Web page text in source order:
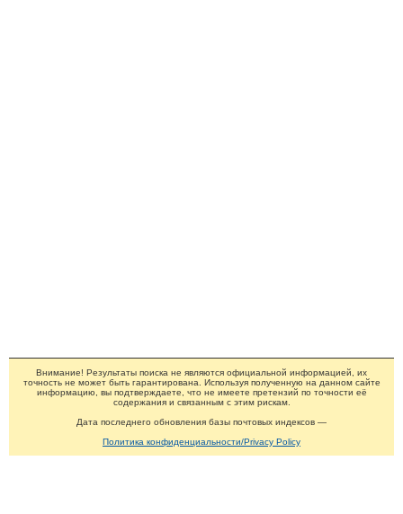
Внимание! Результаты поиска не являются официальной информацией, их
точность не может быть гарантирована. Используя полученную на данном сайте
информацию, вы подтверждаете, что не имеете претензий по точности её
содержания и связанным с этим рискам.
Дата последнего обновления базы почтовых индексов —
Политика конфиденциальности/Privacy Policy